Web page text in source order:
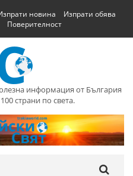
новина
Изпрати обява
Поверителност
информация от България
страни по света.